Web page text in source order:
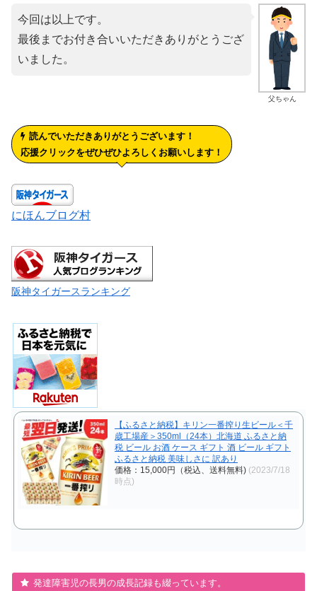
父ちゃん
今回は以上です。
最後までお付き合いいただきありがとうござ
いました。
読んでいただきありがとうございます！
応援クリックをぜひぜひよろしくお願いします！
にほんブログ村
阪神タイガースランキング
【ふるさと納税】キリン一番搾り生ビール＜千
歳工場産＞350ml（24本）北海道 ふるさと納
税 ビール お酒 ケース ギフト 酒 ビール ギフト
ふるさと納税 美味しさに 訳あり
価格：15,000円（税込、送料無料) (2023/7/18
時点)
発達障害児の長男の成長記録も綴っています。